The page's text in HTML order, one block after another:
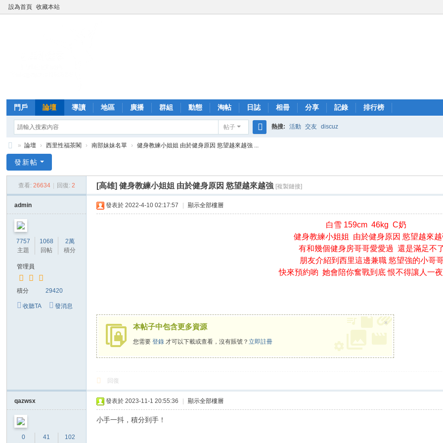
設為首頁 收藏本站
門戶 論壇 導讀 地區 廣播 群組 動態 淘帖 日誌 相冊 分享 記錄 排行榜
帖子 熱搜: 活動 交友 discuz
西
里
送
茶
» 論壇 › 西里性福茶閣 › 南部妹妹名單 › 健身教練小姐姐 由於健身原因 慾望越來越強 ...
發新帖
查看: 26634 回復: 2 [高雄]健身教練小姐姐 由於健身原因 慾望越來越強 [複製鏈接]
admin
7757
主題
1068
回帖
2萬
積分
管理員
積分 29420
收聽TA 發消息
發表於 2022-4-10 02:17:57 顯示全部樓層
白雪 159cm 46kg C奶
健身教練小姐姐 由於健身原因 慾望越來越
有和幾個健身房哥哥愛愛過 還是滿足不
朋友介紹到西里這邊兼職 慾望強的小哥
快來預約喲 她會陪你奮戰到底 恨不得讓人一
本帖子中包含更多資源
您需要登錄 才可以下載或查看，沒有賬號？立即註冊
×
回復
qazwsx
0
41
102
發表於 2023-11-1 20:55:36 顯示全部樓層
小手一抖，積分到手！